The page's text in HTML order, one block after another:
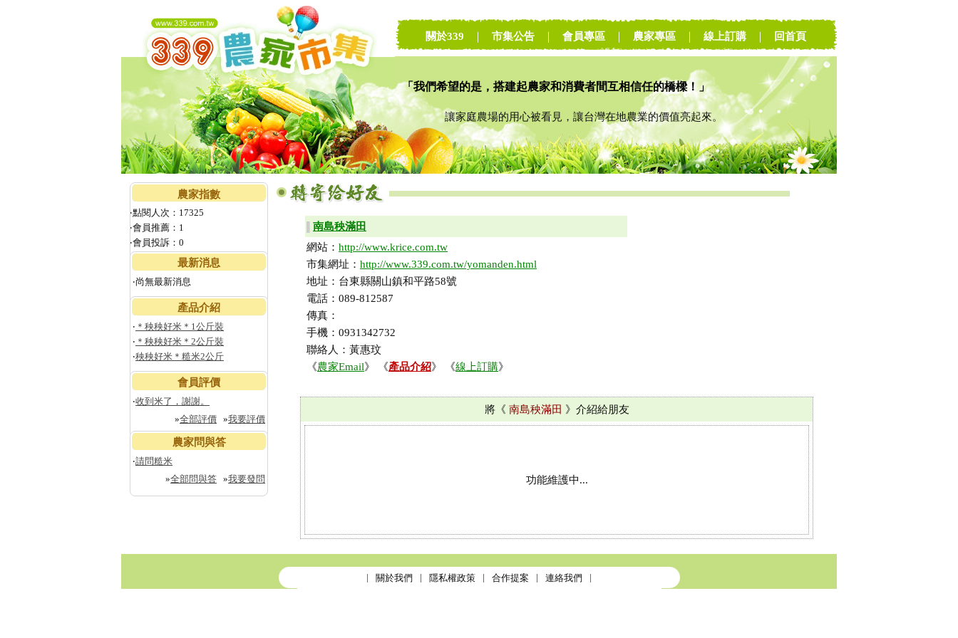
「我們希望的是，搭建起農家和消費者間互相信任的橋樑！」
讓家庭農場的用心被看見，讓台灣在地農業的價值亮起來。
關於339 市集公告 會員專區 農家專區 線上訂購 回首頁
農家指數
‧點閱人次：17325
‧會員推薦：1
‧會員投訴：0
最新消息
‧尚無最新消息
產品介紹
‧ ＊秧秧好米＊1公斤裝
‧ ＊秧秧好米＊2公斤裝
‧秧秧好米＊糙米2公斤
會員評價
‧收到米了，謝謝。
»全部評價 »我要評價
農家問與答
‧請問糙米
»全部問與答 »我要發問
南島秧滿田
網站： http://www.krice.com.tw
市集網址： http://www.339.com.tw/yomanden.html
地址：台東縣關山鎮和平路58號
電話：089-812587
傳真：
手機：0931342732
聯絡人：黃惠玟
《農家Email》 《產品介紹》 《線上訂購》
將《 南島秧滿田 》介紹給朋友
功能維護中...
關於我們 隱私權政策 合作提案 連絡我們